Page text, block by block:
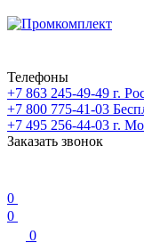
Телефоны
+7 863 245-49-49 г.
+7 800 775-41-03
+7 495 256-44-03 г.
Заказать звонок
0
0
0